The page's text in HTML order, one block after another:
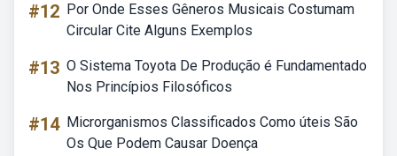
#12 Por Onde Esses Gêneros Musicais Costumam
Circular Cite Alguns Exemplos
#13 O Sistema Toyota De Produção é Fundamentado
Nos Princípios Filosóficos
#14 Microrganismos Classificados Como úteis São
Os Que Podem Causar Doença